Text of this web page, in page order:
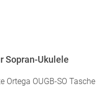
Sopran-Ukulele
Ortega OUGB-SO Tasche